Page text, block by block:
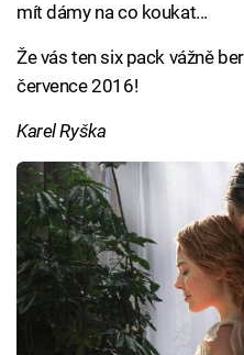
mít dámy na co koukat...
Že vás ten six pack vážně
července 2016!
Karel Ryška